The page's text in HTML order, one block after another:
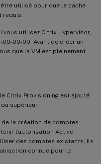
utilisé pour que le cache
requis.
vous utilisez Citrix Hypervisor,
00-00. Avant de créer un
que la VM est pleinement
Citrix Provisioning est ajouté
ou supérieur.
la création de comptes
l’autorisation Active
des comptes existants, ils
connue pour la